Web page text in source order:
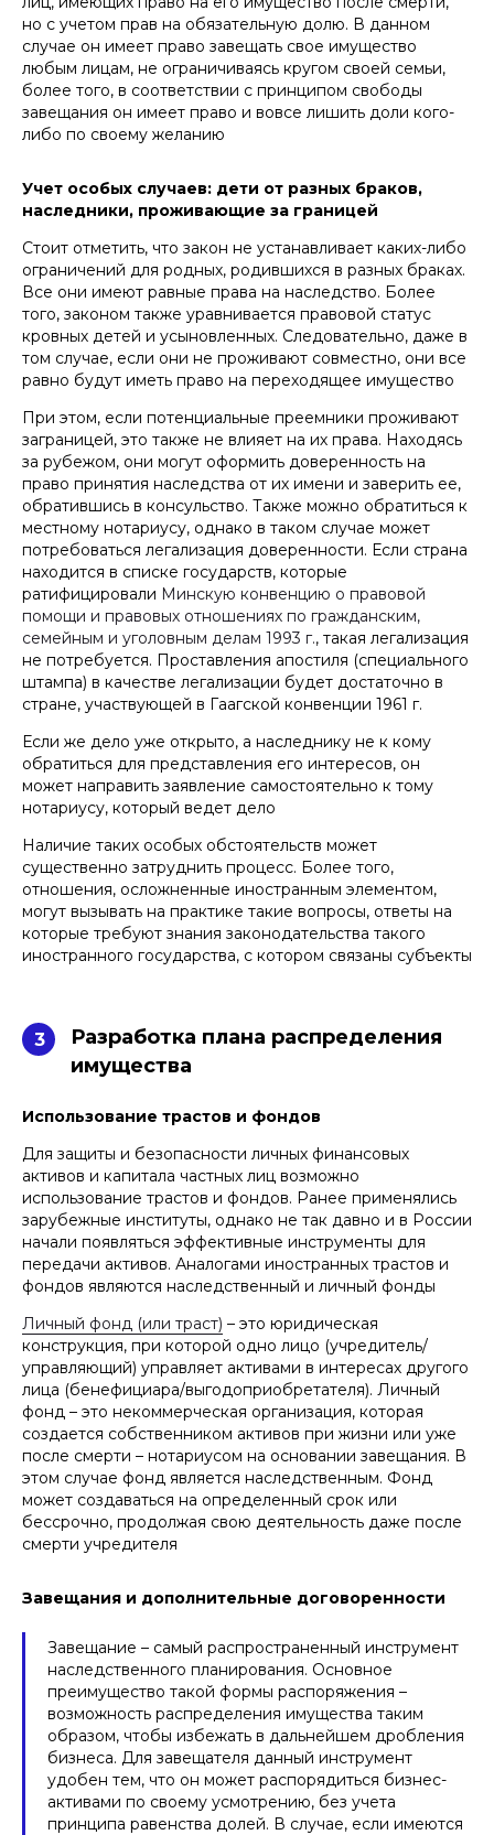
но с учетом прав на обязательную долю. В данном
случае он имеет право завещать свое имущество
любым лицам, не ограничиваясь кругом своей семьи,
более того, в соответствии с принципом свободы
завещания он имеет право и вовсе лишить доли кого-
либо по своему желанию
Учет особых случаев: дети от разных браков,
наследники, проживающие за границей
Стоит отметить, что закон не устанавливает каких-либо
ограничений для родных, родившихся в разных браках.
Все они имеют равные права на наследство. Более
того, законом также уравнивается правовой статус
кровных детей и усыновленных. Следовательно, даже в
том случае, если они не проживают совместно, они все
равно будут иметь право на переходящее имущество
При этом, если потенциальные преемники проживают
заграницей, это также не влияет на их права. Находясь
за рубежом, они могут оформить доверенность на
право принятия наследства от их имени и заверить ее,
обратившись в консульство. Также можно обратиться к
местному нотариусу, однако в таком случае может
потребоваться легализация доверенности. Если страна
находится в списке государств, которые
ратифицировали Минскую конвенцию о правовой
помощи и правовых отношениях по гражданским,
семейным и уголовным делам 1993 г., такая легализация
не потребуется. Проставления апостиля (специального
штампа) в качестве легализации будет достаточно в
стране, участвующей в Гаагской конвенции 1961 г.
Если же дело уже открыто, а наследнику не к кому
обратиться для представления его интересов, он
может направить заявление самостоятельно к тому
нотариусу, который ведет дело
Наличие таких особых обстоятельств может
существенно затруднить процесс. Более того,
отношения, осложненные иностранным элементом,
могут вызывать на практике такие вопросы, ответы на
которые требуют знания законодательства такого
иностранного государства, с котором связаны субъекты
3
Разработка плана распределения
имущества
Использование трастов и фондов
Для защиты и безопасности личных финансовых
активов и капитала частных лиц возможно
использование трастов и фондов. Ранее применялись
зарубежные институты, однако не так давно и в России
начали появляться эффективные инструменты для
передачи активов. Аналогами иностранных трастов и
фондов являются наследственный и личный фонды
Личный фонд (или траст) – это юридическая
конструкция, при которой одно лицо (учредитель/
управляющий) управляет активами в интересах другого
лица (бенефициара/выгодоприобретателя). Личный
фонд – это некоммерческая организация, которая
создается собственником активов при жизни или уже
после смерти – нотариусом на основании завещания. В
этом случае фонд является наследственным. Фонд
может создаваться на определенный срок или
бессрочно, продолжая свою деятельность даже после
смерти учредителя
Завещания и дополнительные договоренности
Завещание – самый распространенный инструмент
наследственного планирования. Основное
преимущество такой формы распоряжения –
возможность распределения имущества таким
образом, чтобы избежать в дальнейшем дробления
бизнеса. Для завещателя данный инструмент
удобен тем, что он может распорядиться бизнес-
активами по своему усмотрению, без учета
принципа равенства долей. В случае, если имеются
БЕРЕСТЕНЬ ДМИТРИЙ
СЕРГЕЕВИЧ
Отправить
старший юрист и руководитель блока
корпоративной работы
рекомендованный юристПраво-300
Нажимая кнопку «Отправить», вы даетесогласиена
обработку персональных данных в соответствии с
политикойобработки персональных данных